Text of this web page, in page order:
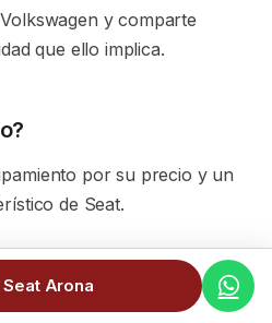
y comparte
que ello implica.
por su precio y un
de Seat.
los gastos?
Arona